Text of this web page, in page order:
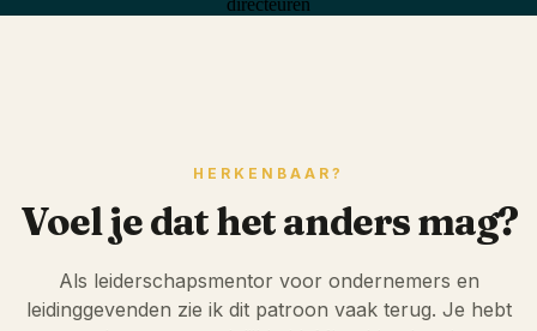
HERKENBAAR?
Voel je dat het anders mag?
Als leiderschapsmentor voor ondernemers en
leidinggevenden zie ik dit patroon vaak terug. Je hebt